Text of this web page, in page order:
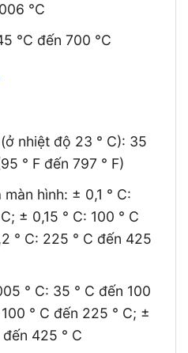
°C
°C đến 700 °C
nhiệt độ 23 ° C): 35
° F đến 797 ° F)
hình: ± 0,1 ° C:
± 0,15 ° C: 100 ° C
° C: 225 ° C đến 425
° C: 35 ° C đến 100
° C đến 225 ° C; ±
425 ° C